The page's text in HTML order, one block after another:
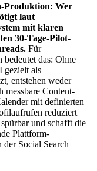
Produktion: Wer
laut
mit klaren
30-Tage-Pilot-
Für
bedeutet das: Ohne
gezielt als
entstehen weder
messbare Content-
mit definierten
reduziert
und schafft die
Plattform-
der Social Search